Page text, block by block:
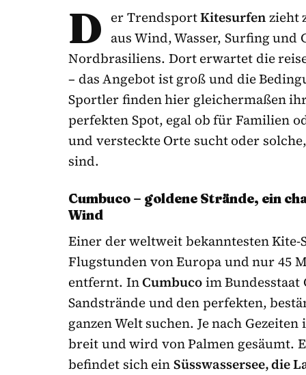
D er TrendsportKitesurfenzieht
aus Wind, Wasser, Surfing
Nordbrasiliens. Dort erwartet die
– das Angebot ist groß und die
Sportler finden hier gleichermaßen
perfekten Spot, egal ob für Familien
und versteckte Orte sucht oder
sind.
Cumbuco – goldene Strände, ein
Wind
Einer der weltweit bekanntesten
Flugstunden von Europa und nur 45
entfernt. InCumbucoim Bundesstaat
Sandstrände und den perfekten,
ganzen Welt suchen. Je nach
breit und wird von Palmen gesäumt.
befindet sich einSüsswassersee, die